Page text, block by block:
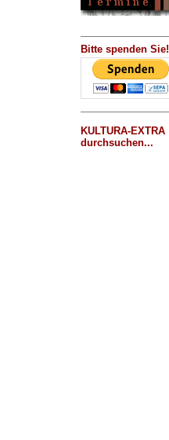
Bitte spenden Sie!
KULTURA-EXTRA
durchsuchen...